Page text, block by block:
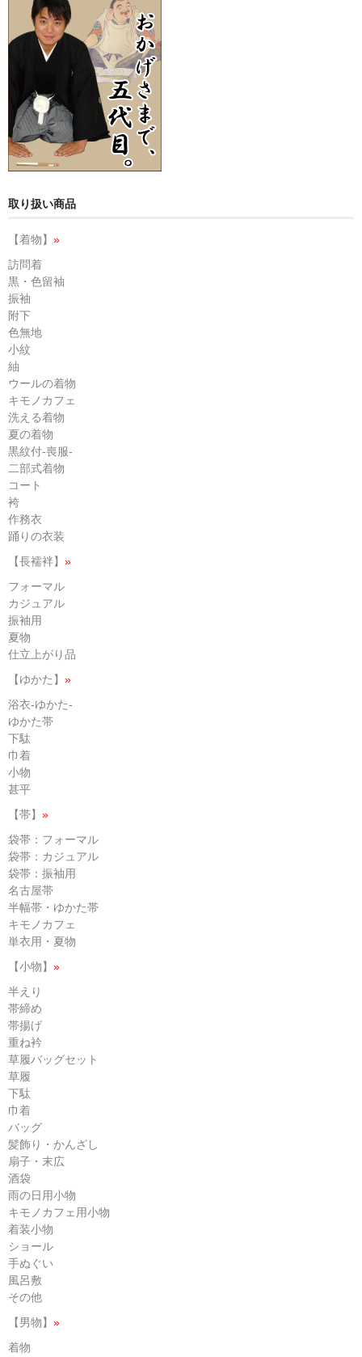
取り扱い商品
【着物】 »
訪問着
黒・色留袖
振袖
附下
色無地
小紋
紬
ウールの着物
キモノカフェ
洗える着物
夏の着物
黒紋付-喪服-
二部式着物
コート
袴
作務衣
踊りの衣装
【長襦袢】 »
フォーマル
カジュアル
振袖用
夏物
仕立上がり品
【ゆかた】 »
浴衣-ゆかた-
ゆかた帯
下駄
巾着
小物
甚平
【帯】 »
袋帯：フォーマル
袋帯：カジュアル
袋帯：振袖用
名古屋帯
半幅帯・ゆかた帯
キモノカフェ
単衣用・夏物
【小物】 »
半えり
帯締め
帯揚げ
重ね衿
草履バッグセット
草履
下駄
巾着
バッグ
髪飾り・かんざし
扇子・末広
酒袋
雨の日用小物
キモノカフェ用小物
着装小物
ショール
手ぬぐい
風呂敷
その他
【男物】 »
着物